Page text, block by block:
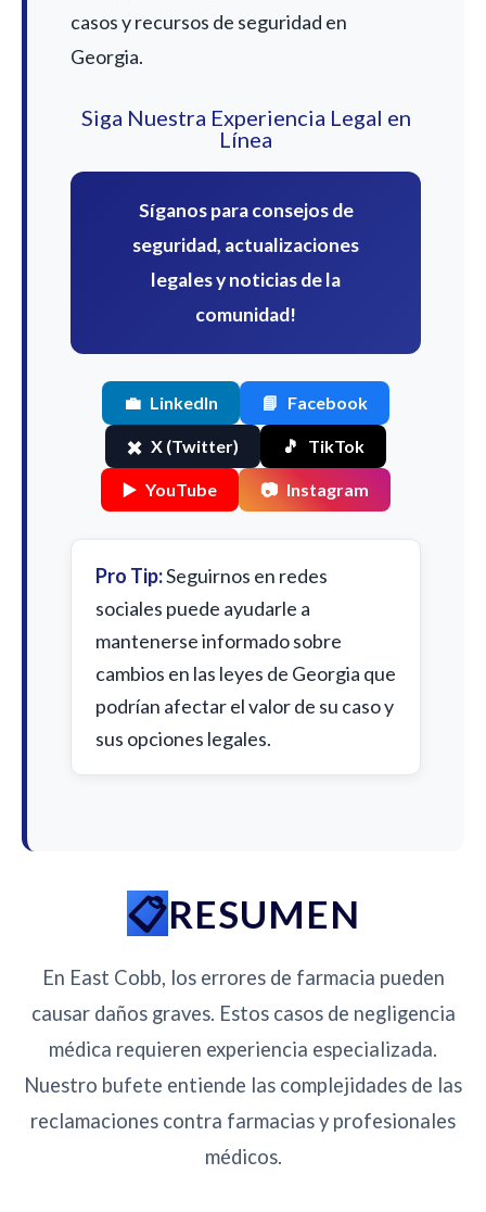
casos y recursos de seguridad en
Georgia.
Siga Nuestra Experiencia Legal en
Línea
Síganos para consejos de
seguridad, actualizaciones
legales y noticias de la
comunidad!
💼 LinkedIn 📘 Facebook
✖️ X (Twitter) 🎵 TikTok
▶️ YouTube 📷 Instagram
Pro Tip:Seguirnos en redes
sociales puede ayudarle a
mantenerse informado sobre
cambios en las leyes de Georgia que
podrían afectar el valor de su caso y
sus opciones legales.
RESUMEN
En East Cobb, los errores de farmacia pueden
causar daños graves. Estos casos de negligencia
médica requieren experiencia especializada.
Nuestro bufete entiende las complejidades de las
reclamaciones contra farmacias y profesionales
médicos.